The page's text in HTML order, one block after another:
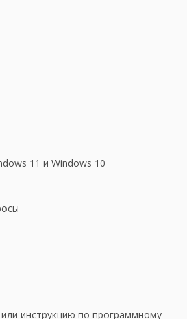
11 и Windows 10
инструкцию по программному